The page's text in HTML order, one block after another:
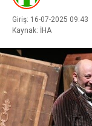
Giriş: 16-07-2025 09:43
Kaynak: İHA